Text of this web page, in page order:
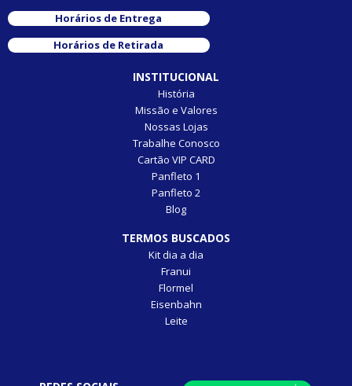
Horários de Entrega
Horários de Retirada
INSTITUCIONAL
História
Missão e Valores
Nossas Lojas
Trabalhe Conosco
Cartão VIP CARD
Panfleto 1
Panfleto 2
Blog
TERMOS BUSCADOS
Kit dia a dia
Franui
Flormel
Eisenbahn
Leite